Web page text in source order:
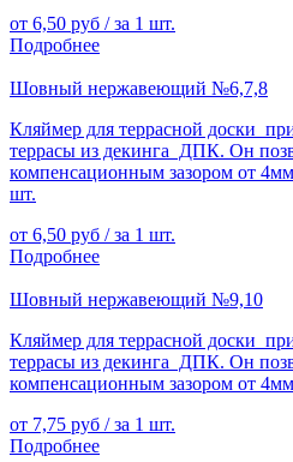
от 6,50 руб / за 1 шт.
Подробнее
Шовный нержавеющий №6,7,8
Кляймер для террасной доски
террасы из декинга ДПК. Он
компенсационным зазором от
шт.
от 6,50 руб / за 1 шт.
Подробнее
Шовный нержавеющий №9,10
Кляймер для террасной доски
террасы из декинга ДПК. Он
компенсационным зазором от
от 7,75 руб / за 1 шт.
Подробнее